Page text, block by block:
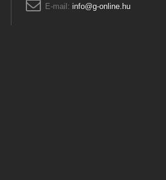
E-mail: info@g-online.hu